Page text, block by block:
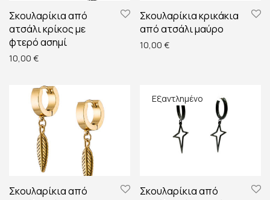
Σκουλαρίκια από
ατσάλι κρίκος με
φτερό ασημί
10,00 €
Σκουλαρίκια κρικάκια
από ατσάλι μαύρο
10,00 €
Σκουλαρίκια από
Σκουλαρίκια από